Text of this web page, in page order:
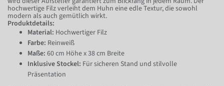
hochwertige Filz verleiht dem Huhn eine edle Textur, die sowohl
modern als auch gemütlich wirkt.
Produktdetails:
Material: Hochwertiger Filz
Farbe: Reinweiß
Maße: 60 cm Höhe x 38 cm Breite
Inklusive Stockel: Für sicheren Stand und stilvolle
Präsentation